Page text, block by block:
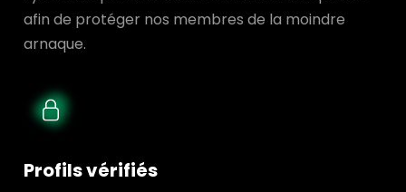
afin de protéger nos membres de la moindre
arnaque.
Profils vérifiés